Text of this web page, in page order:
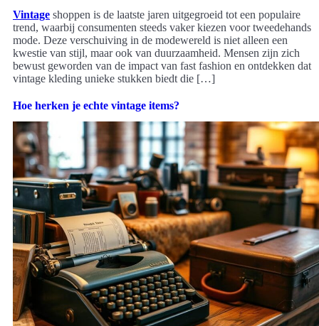
Vintage shoppen is de laatste jaren uitgegroeid tot een populaire
trend, waarbij consumenten steeds vaker kiezen voor tweedehands
mode. Deze verschuiving in de modewereld is niet alleen een
kwestie van stijl, maar ook van duurzaamheid. Mensen zijn zich
bewust geworden van de impact van fast fashion en ontdekken dat
vintage kleding unieke stukken biedt die […]
Hoe herken je echte vintage items?